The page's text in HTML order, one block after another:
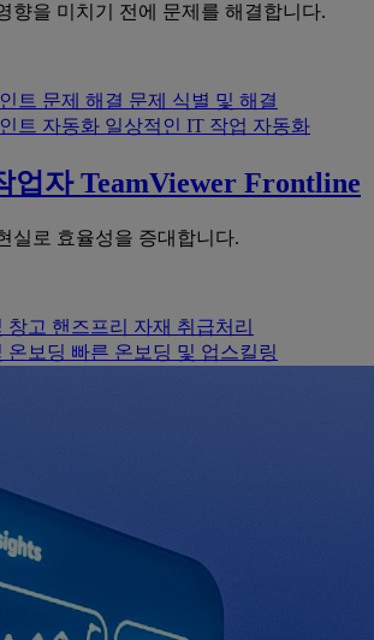
향을 미치기 전에 문제를 해결합니다.
트 문제 해결 문제 식별 및 해결
트 자동화 일상적인 IT 작업 자동화
업자 TeamViewer Frontline
실로 효율성을 증대합니다.
창고 핸즈프리 자재 취급처리
온보딩 빠른 온보딩 및 업스킬링